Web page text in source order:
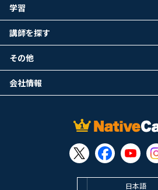
日本語
学習
講師を探す
その他
会社情報